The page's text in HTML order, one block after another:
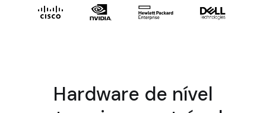
Hardware de nível